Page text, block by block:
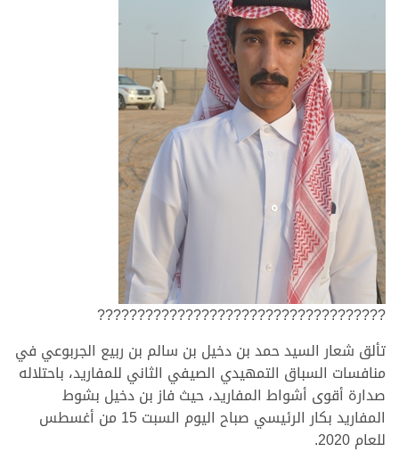
????????????????????????????????????
تألق شعار السيد حمد بن دخيل بن سالم بن ربيع الجربوعي في
منافسات السباق التمهيدي الصيفي الثاني للمفاريد، باحتلاله
صدارة أقوى أشواط المفاريد، حيث فاز بن دخيل بشوط
المفاريد بكار الرئيسي صباح اليوم السبت 15 من أغسطس
للعام 2020.